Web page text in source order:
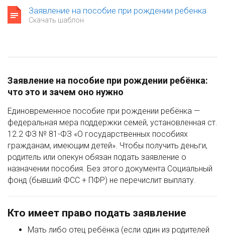
Заявление на пособие при рождении ребенка
Скачать шаблон
Заявление на пособие при рождении ребёнка:
что это и зачем оно нужно
Единовременное пособие при рождении ребёнка —
федеральная мера поддержки семей, установленная ст.
12.2 ФЗ № 81-ФЗ «О государственных пособиях
гражданам, имеющим детей». Чтобы получить деньги,
родитель или опекун обязан подать заявление о
назначении пособия. Без этого документа Социальный
фонд (бывший ФСС + ПФР) не перечислит выплату.
Кто имеет право подать заявление
Мать либо отец ребёнка (если один из родителей